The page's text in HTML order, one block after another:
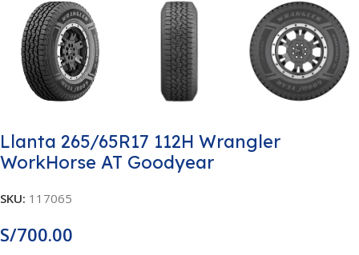
Llanta 265/65R17 112H Wrangler
WorkHorse AT Goodyear
SKU: 117065
S/700.00